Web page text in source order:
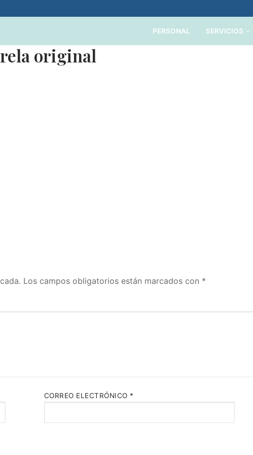
PERSONAL SERVICIOS
original
Los campos obligatorios están marcados con *
CORREO ELECTRÓNICO *